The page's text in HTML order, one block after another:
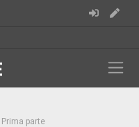
parte